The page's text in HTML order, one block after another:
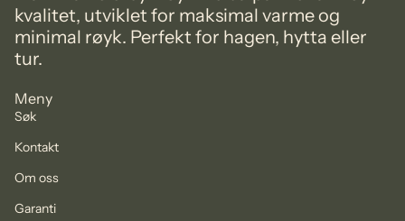
kvalitet, utviklet for maksimal varme og
minimal røyk. Perfekt for hagen, hytta eller
tur.
Meny
Søk
Kontakt
Om oss
Garanti
Retningslinjer for angrerett
Kontaktinformasjon